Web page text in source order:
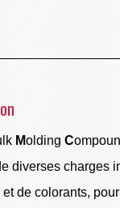
MoldingC
diverses charges
de colorants,